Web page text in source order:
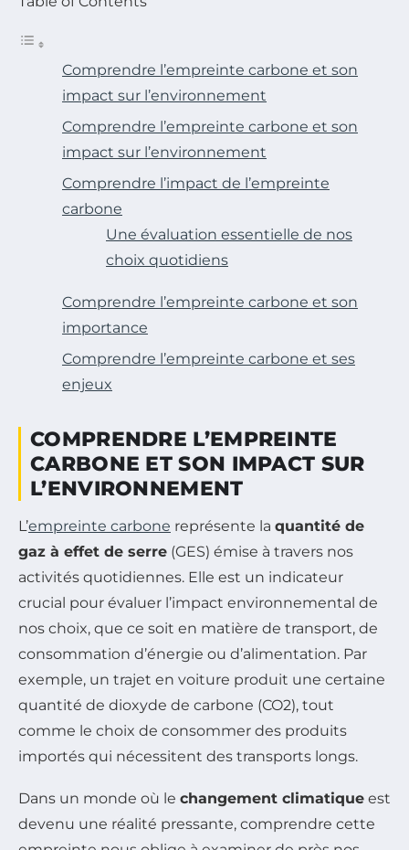
Comprendre l’empreinte carbone et son
impact sur l’environnement
Comprendre l’empreinte carbone et son
impact sur l’environnement
Comprendre l’impact de l’empreinte
carbone
Une évaluation essentielle de nos
choix quotidiens
Comprendre l’empreinte carbone et son
importance
Comprendre l’empreinte carbone et ses
enjeux
COMPRENDRE L’EMPREINTE
CARBONE ET SON IMPACT SUR
L’ENVIRONNEMENT
L’empreinte carbone représente la quantité de
gaz à effet de serre (GES) émise à travers nos
activités quotidiennes. Elle est un indicateur
crucial pour évaluer l’impact environnemental de
nos choix, que ce soit en matière de transport, de
consommation d’énergie ou d’alimentation. Par
exemple, un trajet en voiture produit une certaine
quantité de dioxyde de carbone (CO2), tout
comme le choix de consommer des produits
importés qui nécessitent des transports longs.
Dans un monde où le changement climatique est
devenu une réalité pressante, comprendre cette